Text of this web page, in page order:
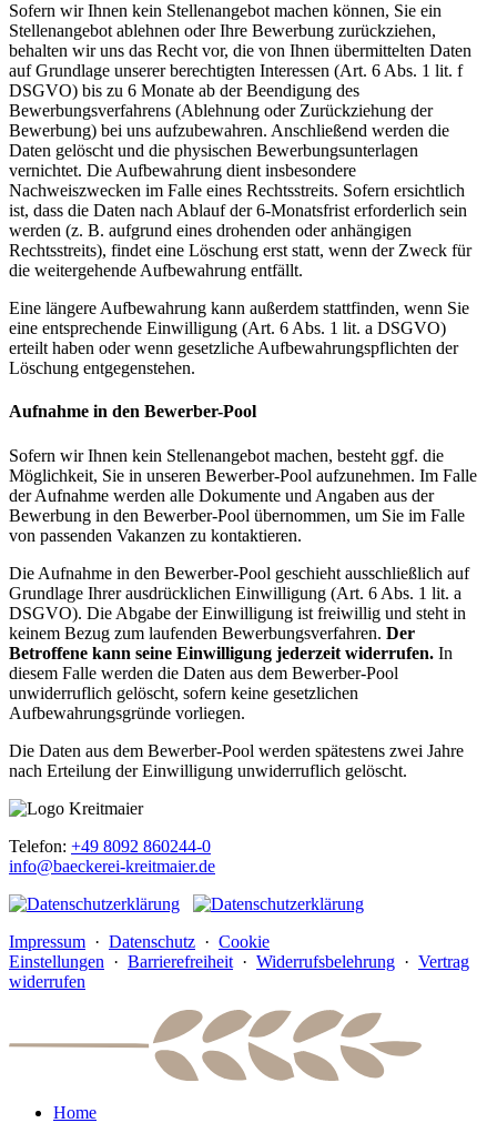
Sofern wir Ihnen kein Stellenangebot machen können, Sie ein
Stellenangebot ablehnen oder Ihre Bewerbung zurückziehen,
behalten wir uns das Recht vor, die von Ihnen übermittelten Daten
auf Grundlage unserer berechtigten Interessen (Art. 6 Abs. 1 lit. f
DSGVO) bis zu 6 Monate ab der Beendigung des
Bewerbungsverfahrens (Ablehnung oder Zurückziehung der
Bewerbung) bei uns aufzubewahren. Anschließend werden die
Daten gelöscht und die physischen Bewerbungsunterlagen
vernichtet. Die Aufbewahrung dient insbesondere
Nachweiszwecken im Falle eines Rechtsstreits. Sofern ersichtlich
ist, dass die Daten nach Ablauf der 6-Monatsfrist erforderlich sein
werden (z. B. aufgrund eines drohenden oder anhängigen
Rechtsstreits), findet eine Löschung erst statt, wenn der Zweck für
die weitergehende Aufbewahrung entfällt.
Eine längere Aufbewahrung kann außerdem stattfinden, wenn Sie
eine entsprechende Einwilligung (Art. 6 Abs. 1 lit. a DSGVO)
erteilt haben oder wenn gesetzliche Aufbewahrungspflichten der
Löschung entgegenstehen.
Aufnahme in den Bewerber-Pool
Sofern wir Ihnen kein Stellenangebot machen, besteht ggf. die
Möglichkeit, Sie in unseren Bewerber-Pool aufzunehmen. Im Falle
der Aufnahme werden alle Dokumente und Angaben aus der
Bewerbung in den Bewerber-Pool übernommen, um Sie im Falle
von passenden Vakanzen zu kontaktieren.
Die Aufnahme in den Bewerber-Pool geschieht ausschließlich auf
Grundlage Ihrer ausdrücklichen Einwilligung (Art. 6 Abs. 1 lit. a
DSGVO). Die Abgabe der Einwilligung ist freiwillig und steht in
keinem Bezug zum laufenden Bewerbungsverfahren. Der
Betroffene kann seine Einwilligung jederzeit widerrufen. In
diesem Falle werden die Daten aus dem Bewerber-Pool
unwiderruflich gelöscht, sofern keine gesetzlichen
Aufbewahrungsgründe vorliegen.
Die Daten aus dem Bewerber-Pool werden spätestens zwei Jahre
nach Erteilung der Einwilligung unwiderruflich gelöscht.
Telefon: +49 8092 860244-0
info@baeckerei-kreitmaier.de
Impressum · Datenschutz · Cookie
Einstellungen · Barrierefreiheit · Widerrufsbelehrung · Vertrag
widerrufen
Home